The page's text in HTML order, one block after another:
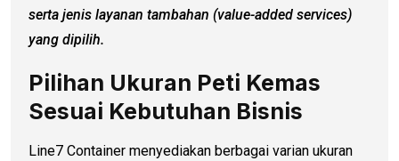
serta jenis layanan tambahan (value-added services)
yang dipilih.
Pilihan Ukuran Peti Kemas
Sesuai Kebutuhan Bisnis
Line7 Container menyediakan berbagai varian ukuran